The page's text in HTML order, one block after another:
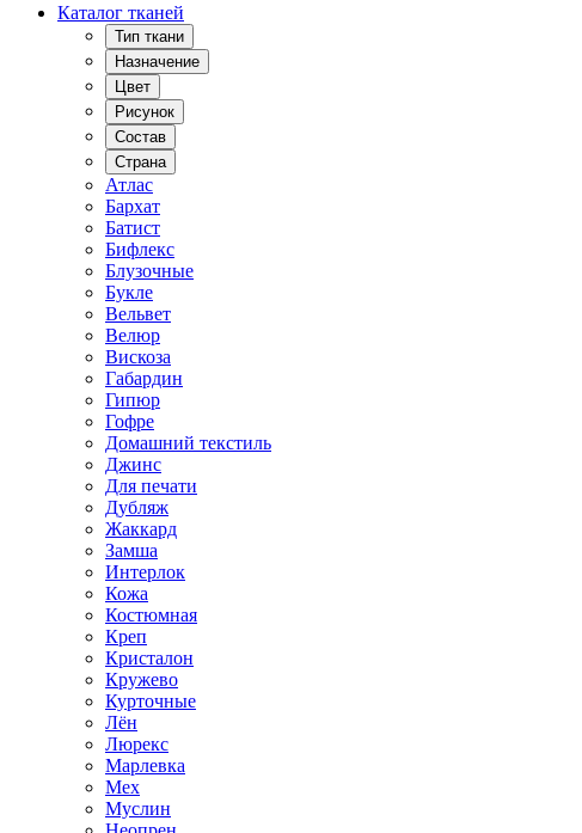
Каталог тканей
Тип ткани
Назначение
Цвет
Рисунок
Состав
Страна
Атлас
Бархат
Батист
Бифлекс
Блузочные
Букле
Вельвет
Велюр
Вискоза
Габардин
Гипюр
Гофре
Домашний текстиль
Джинс
Для печати
Дубляж
Жаккард
Замша
Интерлок
Кожа
Костюмная
Креп
Кристалон
Кружево
Курточные
Лён
Люрекс
Марлевка
Мех
Муслин